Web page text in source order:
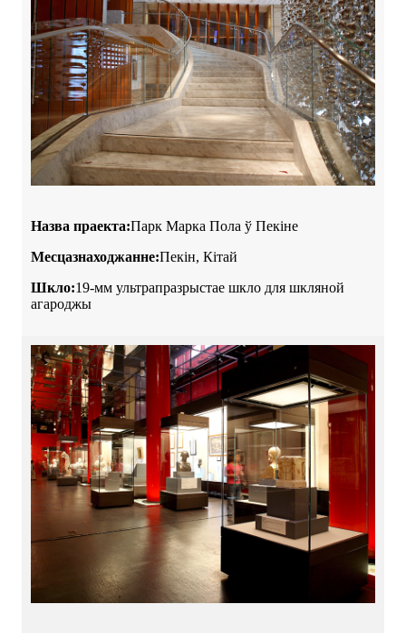
Назва праекта:Парк Марка Пола ў Пекіне
Месцазнаходжанне:Пекін, Кітай
Шкло:19-мм ультрапразрыстае шкло для шкляной
агароджы